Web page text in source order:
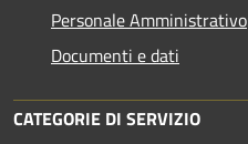
Personale Amministrativo
Documenti e dati
CATEGORIE DI SERVIZIO